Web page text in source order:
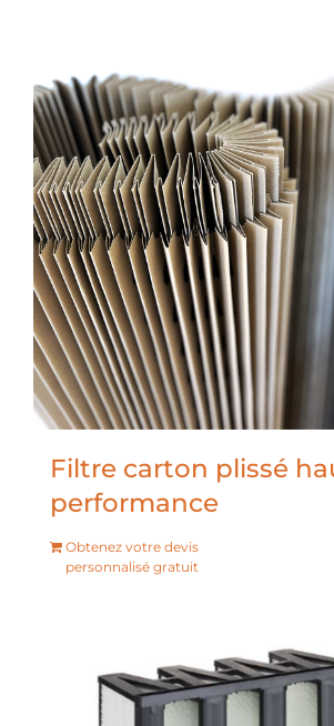
Filtre carton plissé
performance
Obtenez votre devis
personnalisé gratuit